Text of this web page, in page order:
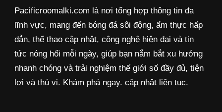
Pacificroomalki.com là nơi tổng hợp thông tin đa
lĩnh vực, mang đến bóng đá sôi động, ẩm thực hấp
dẫn, thể thao cập nhật, công nghệ hiện đại và tin
tức nóng hổi mỗi ngày, giúp bạn nắm bắt xu hướng
nhanh chóng và trải nghiệm thế giới số đầy đủ, tiện
lợi và thú vị. Khám phá ngay. cập nhật liên tục.